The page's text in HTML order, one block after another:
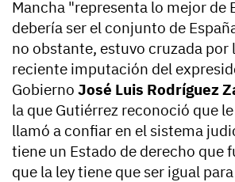
Mancha "representa lo mejor de
debería ser el conjunto de
no obstante, estuvo cruzada por
reciente imputación del
Gobierno José Luis Rodríguez
la que Gutiérrez reconoció que
llamó a confiar en el sistema
tiene un Estado de derecho que
que la ley tiene que ser igual